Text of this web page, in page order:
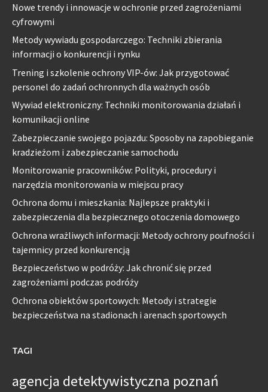
Nowe trendy i innowacje w ochronie przed zagrożeniami
cyfrowymi
Metody wywiadu gospodarczego: Techniki zbierania
informacji o konkurencji i rynku
Trening i szkolenie ochrony VIP-ów: Jak przygotować
personel do zadań ochronnych dla ważnych osób
Wywiad elektroniczny: Techniki monitorowania działań i
komunikacji online
Zabezpieczanie swojego pojazdu: Sposoby na zapobieganie
kradzieżom i zabezpieczanie samochodu
Monitorowanie pracowników: Polityki, procedury i
narzędzia monitorowania w miejscu pracy
Ochrona domu i mieszkania: Najlepsze praktyki i
zabezpieczenia dla bezpiecznego otoczenia domowego
Ochrona wrażliwych informacji: Metody ochrony poufności i
tajemnicy przed konkurencją
Bezpieczeństwo w podróży: Jak chronić się przed
zagrożeniami podczas podróży
Ochrona obiektów sportowych: Metody i strategie
bezpieczeństwa na stadionach i arenach sportowych
TAGI
agencja detektywistyczna poznań